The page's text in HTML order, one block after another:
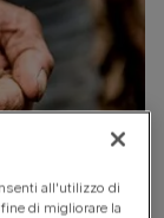
all'utilizzo di
di migliorare la